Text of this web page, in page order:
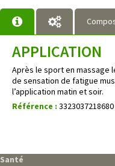
APPLICATION
Après le sport en massage
de sensation de fatigue
l’application matin et soir.
Référence : 3323037218680
Santé